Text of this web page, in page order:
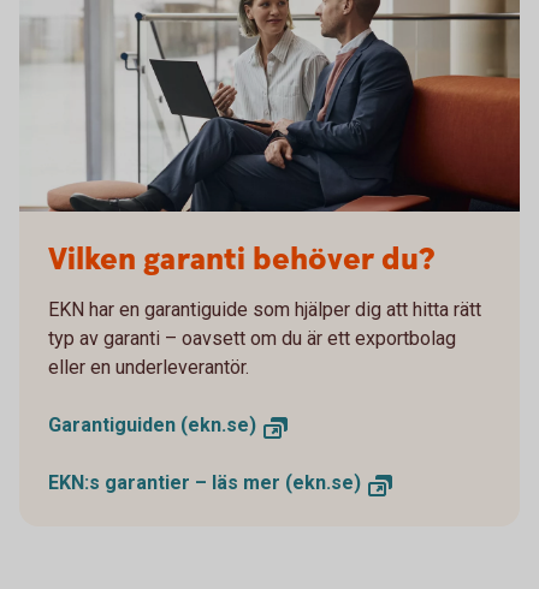
Vilken garanti behöver du?
EKN har en garantiguide som hjälper dig att hitta rätt
typ av garanti – oavsett om du är ett exportbolag
eller en underleverantör.
Garantiguiden (ekn.se)
EKN:s garantier – läs mer (ekn.se)